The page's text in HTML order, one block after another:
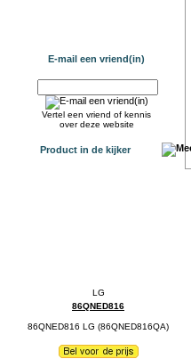
E-mail een vriend(in)
Vertel een vriend of kennis
over deze website
Product in de kijker
86QNED816
86QNED816 LG (86QNED816QA)